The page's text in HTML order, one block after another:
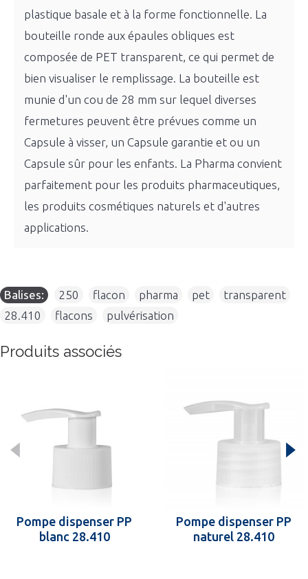
plastique basale et à la forme fonctionnelle. La
bouteille ronde aux épaules obliques est
composée de PET transparent, ce qui permet de
bien visualiser le remplissage. La bouteille est
munie d'un cou de 28 mm sur lequel diverses
fermetures peuvent être prévues comme un
Capsule à visser, un Capsule garantie et ou un
Capsule sûr pour les enfants. La Pharma convient
parfaitement pour les produits pharmaceutiques,
les produits cosmétiques naturels et d'autres
applications.
Balises: 250 flacon pharma pet transparent
28.410
flacons pulvérisation
Produits associés
Pompe dispenser PP
blanc 28.410
Pompe dispenser PP
naturel 28.410